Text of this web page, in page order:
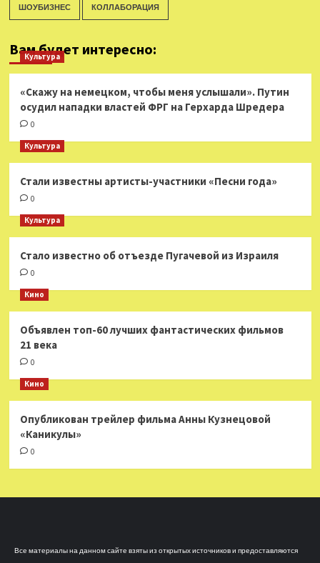
ШОУБИЗНЕС КОЛЛАБОРАЦИЯ
Вам будет интересно:
Культура
«Скажу на немецком, чтобы меня услышали». Путин
осудил нападки властей ФРГ на Герхарда Шредера
0
Культура
Стали известны артисты-участники «Песни года»
0
Культура
Стало известно об отъезде Пугачевой из Израиля
0
Кино
Объявлен топ-60 лучших фантастических фильмов
21 века
0
Кино
Опубликован трейлер фильма Анны Кузнецовой
«Каникулы»
0
Все материалы на данном сайте взяты из открытых источников и предоставляются